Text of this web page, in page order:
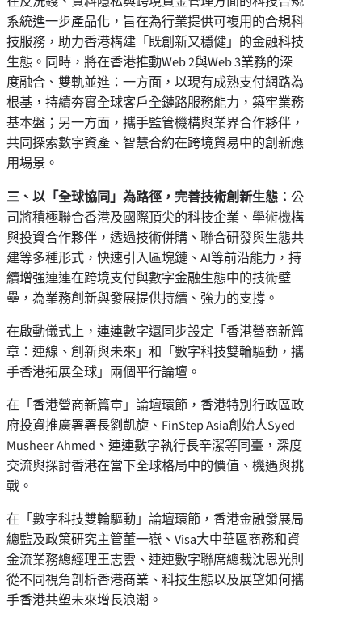
系統進一步產品化，旨在為行業提供可複用的合規科
技服務，助力香港構建「既創新又穩健」的金融科技
生態。同時，將在香港推動Web 2與Web 3業務的深
度融合、雙軌並進：一方面，以現有成熟支付網路為
根基，持續夯實全球客戶全鏈路服務能力，築牢業務
基本盤；另一方面，攜手監管機構與業界合作夥伴，
共同探索數字資產、智慧合約在跨境貿易中的創新應
用場景。
三、以「全球協同」為路徑，完善技術創新生態： 公
司將積極聯合香港及國際頂尖的科技企業、學術機構
與投資合作夥伴，透過技術併購、聯合研發與生態共
建等多種形式，快速引入區塊鏈、AI等前沿能力，持
續增強連連在跨境支付與數字金融生態中的技術壁
壘，為業務創新與發展提供持續、強力的支撐。
在啟動儀式上，連連數字還同步設定「香港營商新篇
章：連線、創新與未來」和「數字科技雙輪驅動，攜
手香港拓展全球」兩個平行論壇。
在「香港營商新篇章」論壇環節，香港特別行政區政
府投資推廣署署長劉凱旋、FinStep Asia創始人Syed
Musheer Ahmed、連連數字執行長辛潔等同臺，深度
交流與探討香港在當下全球格局中的價值、機遇與挑
戰。
在「數字科技雙輪驅動」論壇環節，香港金融發展局
總監及政策研究主管董一嶽、Visa大中華區商務和資
金流業務總經理王志雲、連連數字聯席總裁沈恩光則
從不同視角剖析香港商業、科技生態以及展望如何攜
手香港共塑未來增長浪潮。